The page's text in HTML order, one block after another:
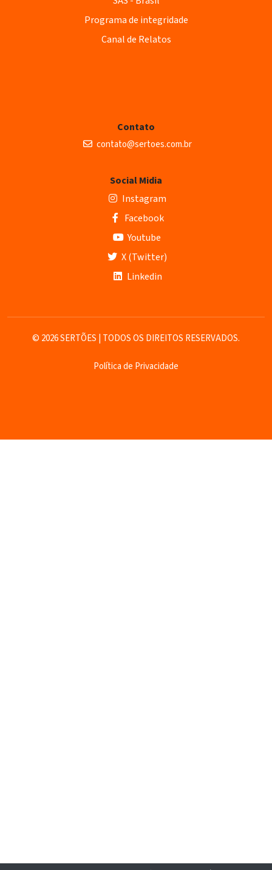
Programa de integridade
Canal de Relatos
Contato
contato@sertoes.com.br
Social Midia
Instagram
Facebook
Youtube
X (Twitter)
Linkedin
© 2026 SERTÕES | TODOS OS DIREITOS RESERVADOS.
Política de Privacidade